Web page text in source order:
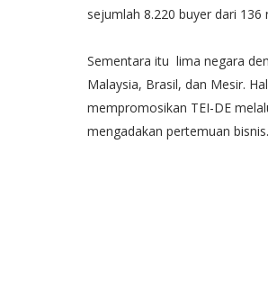
sejumlah 8.220 buyer dari
Sementara itu lima negara
Malaysia, Brasil, dan Mesir.
mempromosikan TEI-DE
mengadakan pertemuan bisnis.